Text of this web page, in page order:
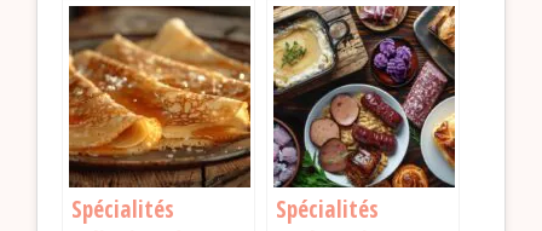
Spécialités
Spécialités